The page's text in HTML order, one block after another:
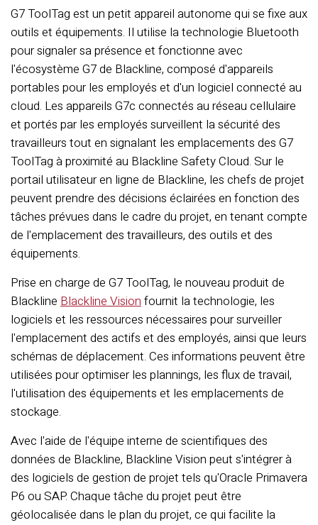
G7 ToolTag est un petit appareil autonome qui se fixe aux
outils et équipements. Il utilise la technologie Bluetooth
pour signaler sa présence et fonctionne avec
l'écosystème G7 de Blackline, composé d'appareils
portables pour les employés et d'un logiciel connecté au
cloud. Les appareils G7c connectés au réseau cellulaire
et portés par les employés surveillent la sécurité des
travailleurs tout en signalant les emplacements des G7
ToolTag à proximité au Blackline Safety Cloud. Sur le
portail utilisateur en ligne de Blackline, les chefs de projet
peuvent prendre des décisions éclairées en fonction des
tâches prévues dans le cadre du projet, en tenant compte
de l'emplacement des travailleurs, des outils et des
équipements.
Prise en charge de G7 ToolTag, le nouveau produit de
Blackline Blackline Visionfournit la technologie, les
logiciels et les ressources nécessaires pour surveiller
l'emplacement des actifs et des employés, ainsi que leurs
schémas de déplacement. Ces informations peuvent être
utilisées pour optimiser les plannings, les flux de travail,
l'utilisation des équipements et les emplacements de
stockage.
Avec l'aide de l'équipe interne de scientifiques des
données de Blackline, Blackline Vision peut s'intégrer à
des logiciels de gestion de projet tels qu'Oracle Primavera
P6 ou SAP. Chaque tâche du projet peut être
géolocalisée dans le plan du projet, ce qui facilite la